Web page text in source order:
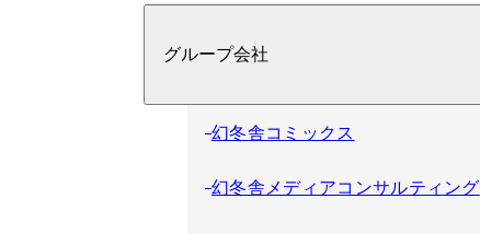
グループ会社
幻冬舎コミックス
幻冬舎メディアコンサルティング